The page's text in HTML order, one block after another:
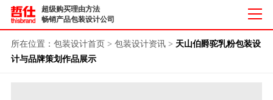
超级购买理由方法
畅销产品包装设计公司
所在位置： 包装设计首页 > 包装设计资讯> 天山伯爵驼乳粉包装设
计与品牌策划作品展示